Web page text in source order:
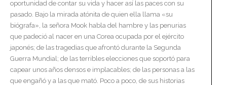
oportunidad de contar su vida y hacer así las paces con su
pasado. Bajo la mirada atónita de quien ella llama «su
biógrafa», la señora Mook habla del hambre y las penurias
que padeció al nacer en una Corea ocupada por el ejército
japonés; de las tragedias que afrontó durante la Segunda
Guerra Mundial; de las terribles elecciones que soportó para
capear unos años densos e implacables; de las personas a las
que engañó y a las que mató. Poco a poco, de sus historias